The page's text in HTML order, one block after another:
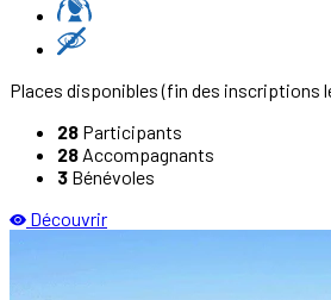
Places disponibles(fin des inscriptions
28 Participants
28 Accompagnants
3 Bénévoles
Découvrir